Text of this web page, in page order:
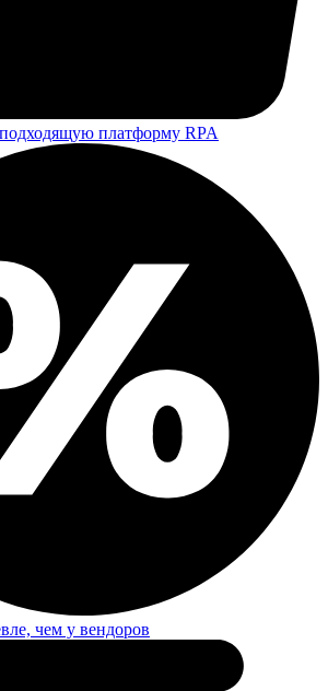
платформу RPA
чем у вендоров